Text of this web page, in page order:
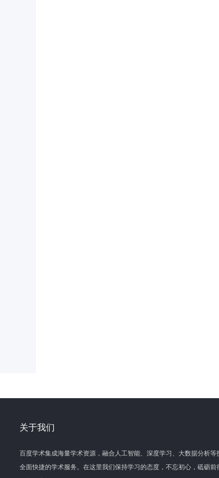
关于我们
百度学术集成海量学术资源，融合人工智能、深度学习、大数据分析
全面快捷的学术服务。在这里我们保持学习的态度，不忘初心，砥砺前